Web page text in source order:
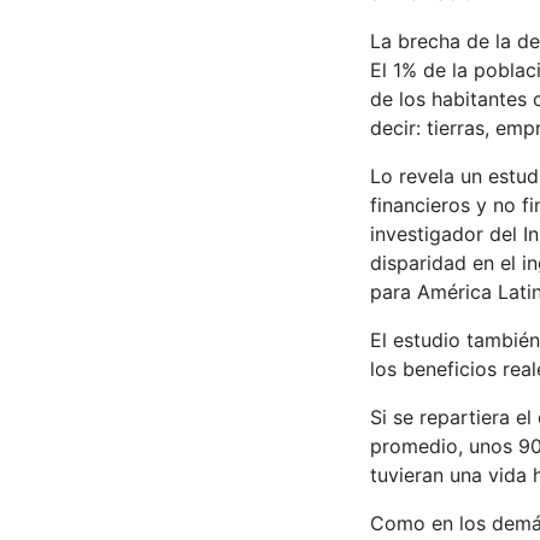
La brecha de la
El 1% de la
de los habitantes
decir: tierras,
Lo revela un
financieros y no
investigador del
disparidad en el
para América
El estudio
los beneficios
Si se repartiera el
promedio, unos
tuvieran una vida
Como en los